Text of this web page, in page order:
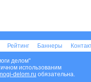
Рейтинг Баннеры
делом"
использованим
delom.ru обязательна.